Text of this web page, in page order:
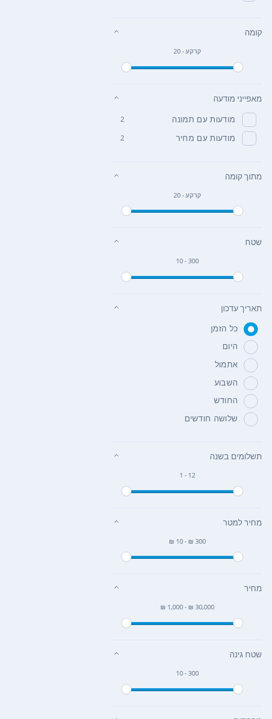
קומה
קרקע - 20
מאפייני מודעה
מודעות עם תמונה 2
מודעות עם מחיר 2
מתוך קומה
קרקע - 20
שטח
10 - 300
תאריך עדכון
כל הזמן
היום
אתמול
השבוע
החודש
שלושה חודשים
תשלומים בשנה
1 - 12
מחיר למטר
₪ 10 - ₪ 300
מחיר
₪ 1,000 - ₪ 30,000
שטח גינה
10 - 300